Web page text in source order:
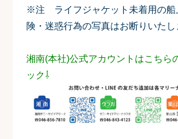
※注 ライフジャケット未着用の船
険・迷惑行為の写真はお断りいたし
湘南(本社)公式アカウントはこちら
ック⇩